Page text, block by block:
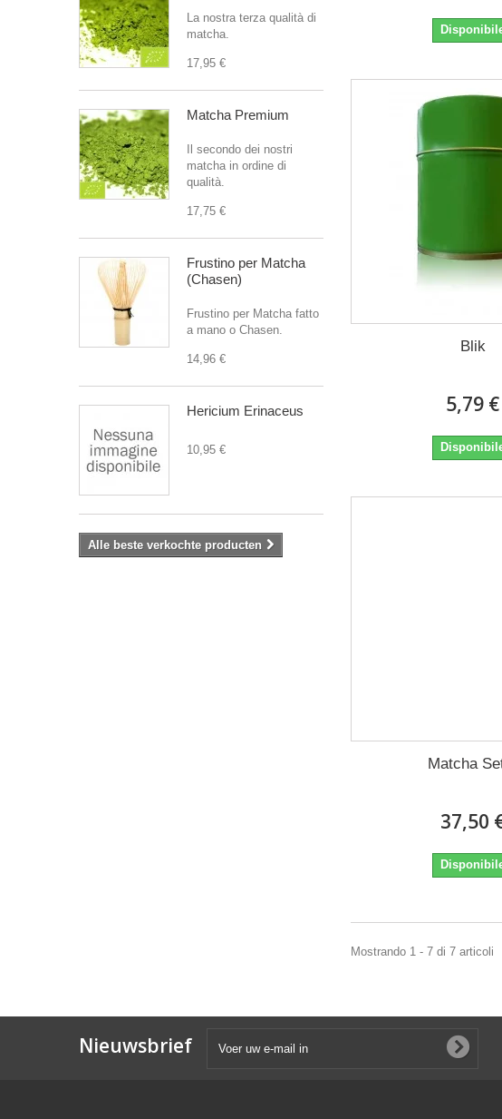
La nostra terza qualità di
matcha.
17,95 €
Matcha Premium
Il secondo dei nostri
matcha in ordine di
qualità.
17,75 €
Frustino per Matcha
(Chasen)
Frustino per Matcha fatto
a mano o Chasen.
14,96 €
Hericium Erinaceus
10,95 €
Alle beste verkochte producten
Blik
5,79 €
Matcha
37,50
Mostrando 1 - 7 di 7 articoli
Nieuwsbrief